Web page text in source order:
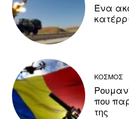
Ένα
ΚΟΣΜΟΣ
που
της